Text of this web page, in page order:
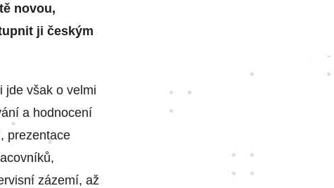
novou,
ji českým
jde však o velmi
a hodnocení
prezentace
zázemí, až